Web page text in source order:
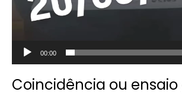
00:00
Coincidência ou ensaio